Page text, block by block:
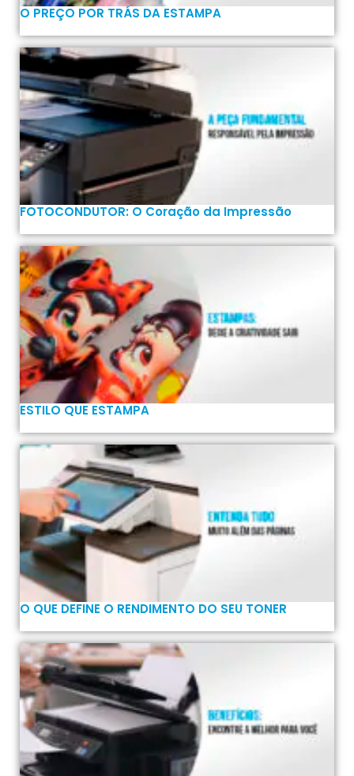
O PREÇO POR TRÁS DA ESTAMPA
FOTOCONDUTOR: O Coração da Impressão
ESTILO QUE ESTAMPA
O QUE DEFINE O RENDIMENTO DO SEU TONER